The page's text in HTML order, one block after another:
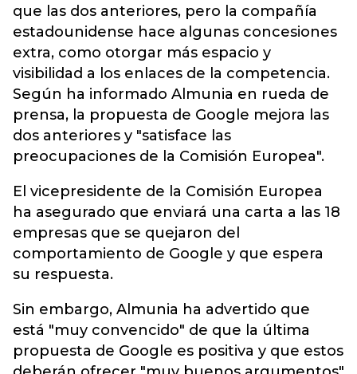
que las dos anteriores, pero la compañía
estadounidense hace algunas concesiones
extra, como otorgar más espacio y
visibilidad a los enlaces de la competencia.
Según ha informado Almunia en rueda de
prensa, la propuesta de Google mejora las
dos anteriores y "satisface las
preocupaciones de la Comisión Europea".
El vicepresidente de la Comisión Europea
ha asegurado que enviará una carta a las 18
empresas que se quejaron del
comportamiento de Google y que espera
su respuesta.
Sin embargo, Almunia ha advertido que
está "muy convencido" de que la última
propuesta de Google es positiva y que estos